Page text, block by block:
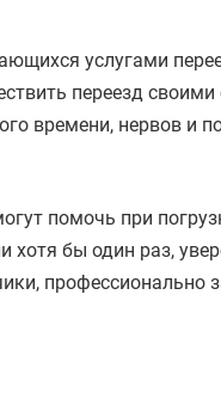
услугами
переезд
времени, нервов и
помочь при
хотя бы один раз,
профессионально